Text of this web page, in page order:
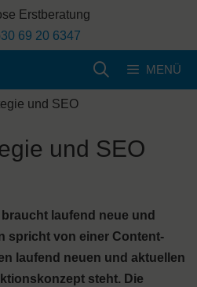
Erstberatung
69 20 6347
MENÜ
und SEO
und SEO
laufend neue und
spricht von einer Content-
laufend neuen und aktuellen
steht. Die